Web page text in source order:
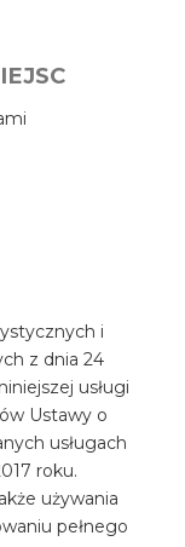
i
z dnia 24
usługi
Ustawy o
usługach
roku.
używania
pełnego